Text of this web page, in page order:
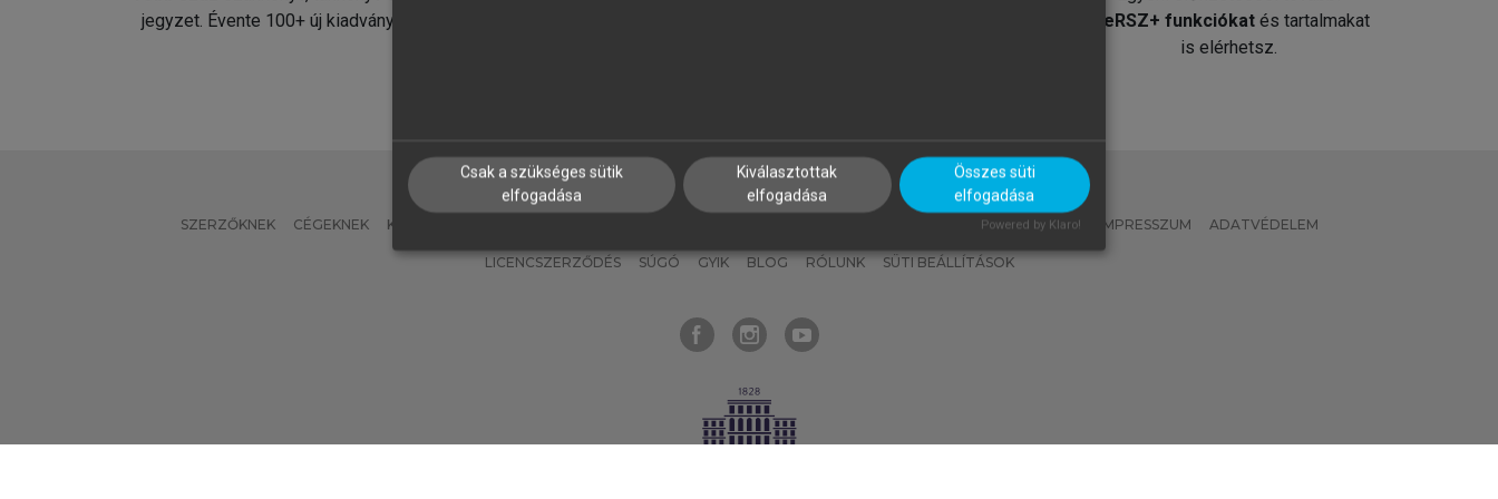
jegyzet. Évente 100+ új kiadvány.
MeRSZ+ funkciókat és tartalmakat
is elérhetsz.
SZERZŐKNEK CÉGEKNEK KÖNYVTÁROSOKNAK MI – ÁLTALÁNOS IRÁNYELVEK IMPRESSZUM ADATVÉDELEM
LICENCSZERZŐDÉS SÚGÓ GYIK BLOG RÓLUNK SÜTI BEÁLLÍTÁSOK
Csak a szükséges sütik
elfogadása
Kiválasztottak
elfogadása
Összes süti
elfogadása
Powered by Klaro!